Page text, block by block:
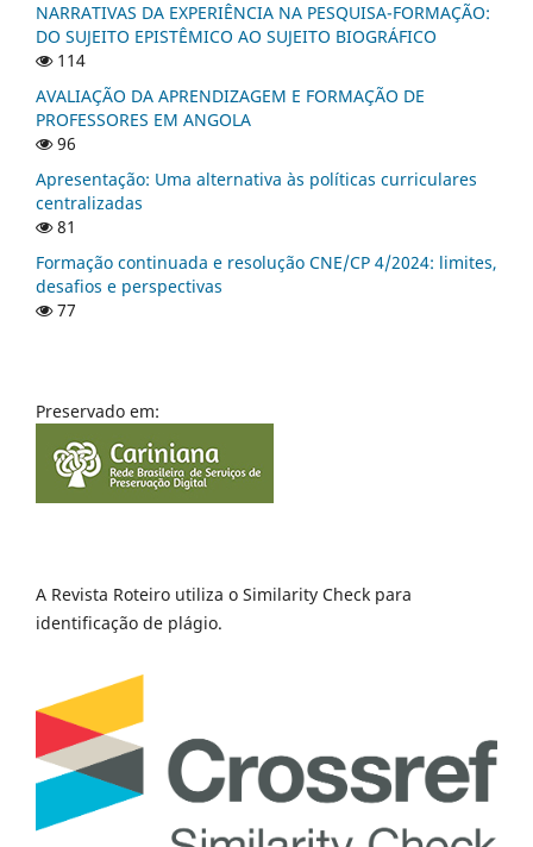
NARRATIVAS DA EXPERIÊNCIA NA PESQUISA-FORMAÇÃO:
DO SUJEITO EPISTÊMICO AO SUJEITO BIOGRÁFICO
114
AVALIAÇÃO DA APRENDIZAGEM E FORMAÇÃO DE
PROFESSORES EM ANGOLA
96
Apresentação: Uma alternativa às políticas curriculares
centralizadas
81
Formação continuada e resolução CNE/CP 4/2024: limites,
desafios e perspectivas
77
Preservado em:
A Revista Roteiro utiliza o Similarity Check para
identificação de plágio.